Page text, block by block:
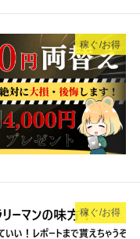
稼ぐ/お得
稼ぐ/お得